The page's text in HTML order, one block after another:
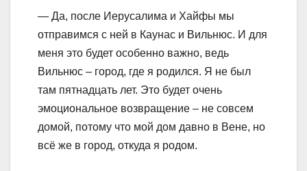
— Да, после Иерусалима и Хайфы мы
отправимся с ней в Каунас и Вильнюс. И для
меня это будет особенно важно, ведь
Вильнюс – город, где я родился. Я не был
там пятнадцать лет. Это будет очень
эмоциональное возвращение – не совсем
домой, потому что мой дом давно в Вене, но
всё же в город, откуда я родом.